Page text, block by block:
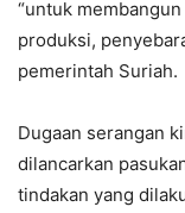
“untuk
produksi,
pemerintah Suriah.
Dugaan serangan
dilancarkan
tindakan yang